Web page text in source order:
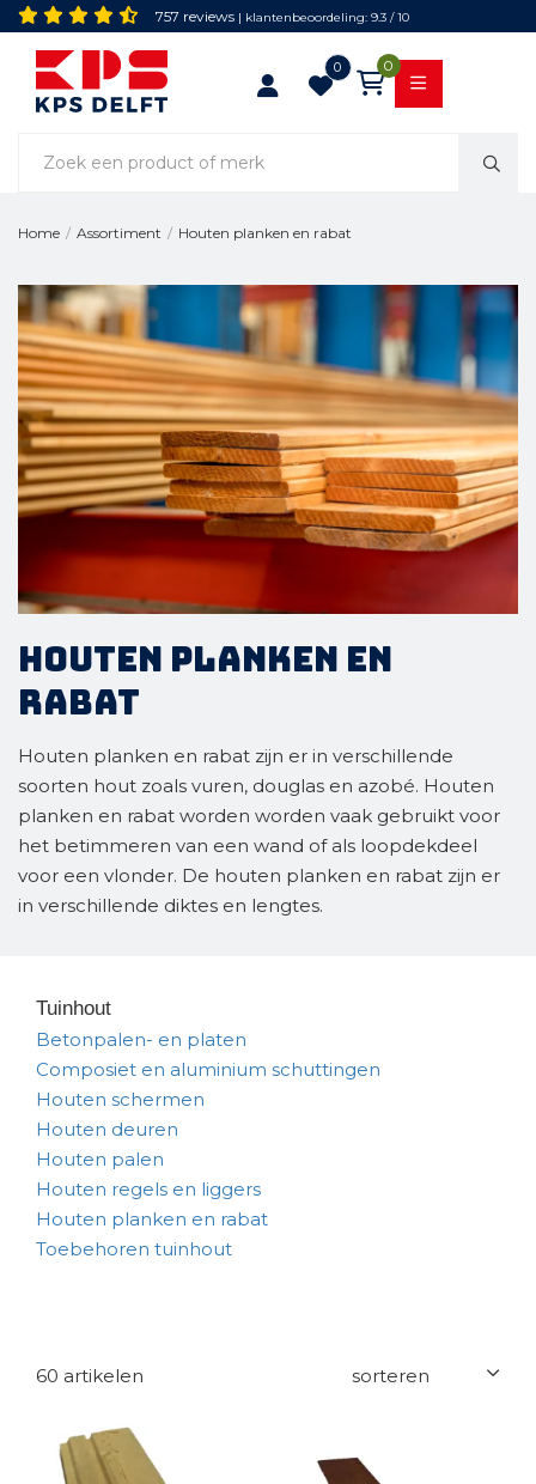
757 reviews | klantenbeoordeling: 9.3 / 10
0 0
Home / Assortiment / Houten planken en rabat
Houten planken en
rabat
Houten planken en rabat zijn er in verschillende
soorten hout zoals vuren, douglas en azobé. Houten
planken en rabat worden worden vaak gebruikt voor
het betimmeren van een wand of als loopdekdeel
voor een vlonder. De houten planken en rabat zijn er
in verschillende diktes en lengtes.
Tuinhout
Betonpalen- en platen
Composiet en aluminium schuttingen
Houten schermen
Houten deuren
Houten palen
Houten regels en liggers
Houten planken en rabat
Toebehoren tuinhout
60 artikelen